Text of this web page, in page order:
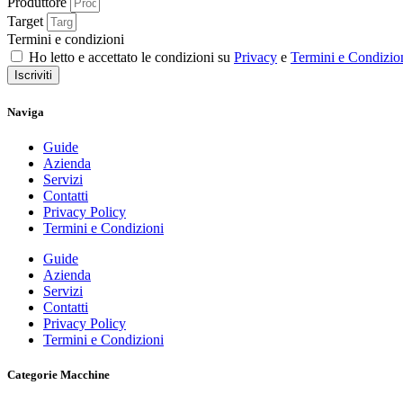
Target
Termini e condizioni
Ho letto e accettato le condizioni su Privacy e Termini e
Iscriviti
Naviga
Guide
Azienda
Servizi
Contatti
Privacy Policy
Termini e Condizioni
Guide
Azienda
Servizi
Contatti
Privacy Policy
Termini e Condizioni
Categorie Macchine